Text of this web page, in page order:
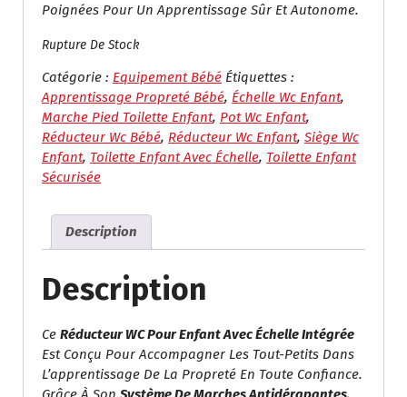
Poignées Pour Un Apprentissage Sûr Et Autonome.
Rupture De Stock
Catégorie : Equipement Bébé Étiquettes :
Apprentissage Propreté Bébé, Échelle Wc Enfant,
Marche Pied Toilette Enfant, Pot Wc Enfant,
Réducteur Wc Bébé, Réducteur Wc Enfant, Siège Wc
Enfant, Toilette Enfant Avec Échelle, Toilette Enfant
Sécurisée
Description
Description
Ce Réducteur WC Pour Enfant Avec Échelle Intégrée
Est Conçu Pour Accompagner Les Tout-Petits Dans
L’apprentissage De La Propreté En Toute Confiance.